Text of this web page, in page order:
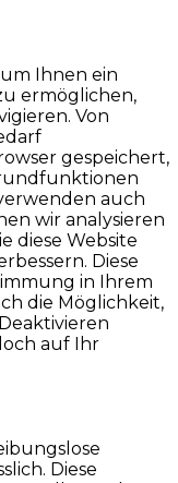
Ihnen ein
ermöglichen,
Von
gespeichert,
auch
wir analysieren
diese Website
Diese
in Ihrem
die Möglichkeit,
auf Ihr
Diese